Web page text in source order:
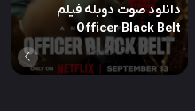
دانلود صوت دوبله فیلم
Officer Black Belt